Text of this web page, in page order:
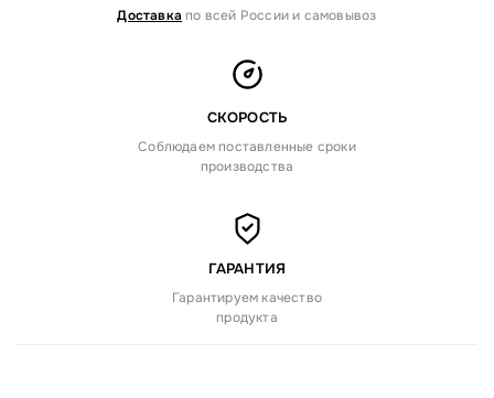
Доставка по всей России и самовывоз
СКОРОСТЬ
Соблюдаем поставленные сроки
производства
ГАРАНТИЯ
Гарантируем качество
продукта